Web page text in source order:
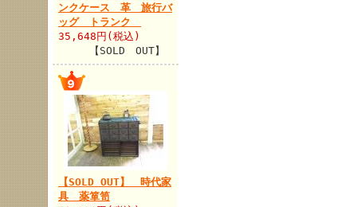
ンクケース 革 旅行バ
ッグ トランク
35,648円(税込)
【SOLD OUT】
【SOLD OUT】 時代家
具 薬箪笥